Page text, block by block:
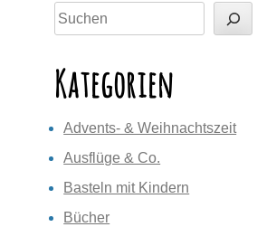
Suchen
Kategorien
Advents- & Weihnachtszeit
Ausflüge & Co.
Basteln mit Kindern
Bücher